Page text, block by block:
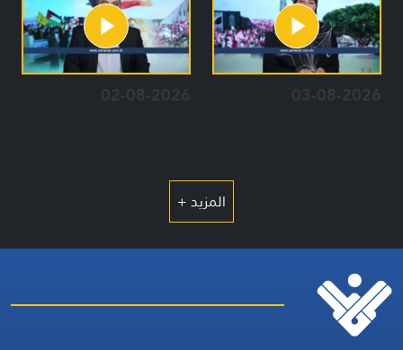
03-08-2026
02-08-2026
المزيد +